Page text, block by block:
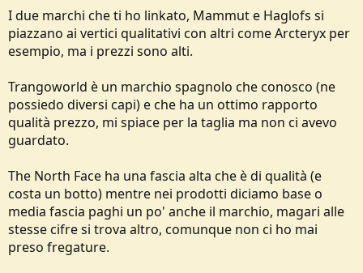
Invece per intimo e pantaloni? Avete qualche marca o modello da
consigliare?
I due marchi che ti ho linkato, Mammut e Haglofs si
piazzano ai vertici qualitativi con altri come Arcteryx per
esempio, ma i prezzi sono alti.
Trangoworld è un marchio spagnolo che conosco (ne
possiedo diversi capi) e che ha un ottimo rapporto
qualità prezzo, mi spiace per la taglia ma non ci avevo
guardato.
The North Face ha una fascia alta che è di qualità (e
costa un botto) mentre nei prodotti diciamo base o
media fascia paghi un po' anche il marchio, magari alle
stesse cifre si trova altro, comunque non ci ho mai
preso fregature.